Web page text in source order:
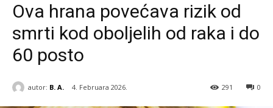
Ova hrana povećava rizik od
smrti kod oboljelih od raka i do
60 posto
autor: B. A. 4. Februara 2026. 0
291